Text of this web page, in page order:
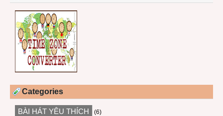
Categories
BÀI HÁT YÊU THÍCH (6)